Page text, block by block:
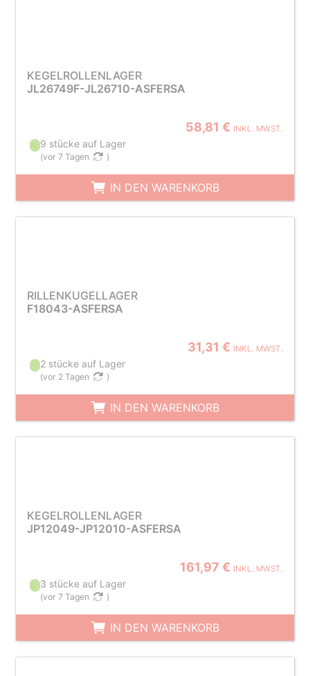
KEGELROLLENLAGER
JL26749F-JL26710-ASFERSA
58,81 € INKL. MWST.
9 stücke auf Lager
(vor 7 Tagen )
IN DEN WARENKORB
RILLENKUGELLAGER
F18043-ASFERSA
31,31 € INKL. MWST.
2 stücke auf Lager
(vor 2 Tagen )
IN DEN WARENKORB
KEGELROLLENLAGER
JP12049-JP12010-ASFERSA
161,97 € INKL. MWST.
3 stücke auf Lager
(vor 7 Tagen )
IN DEN WARENKORB